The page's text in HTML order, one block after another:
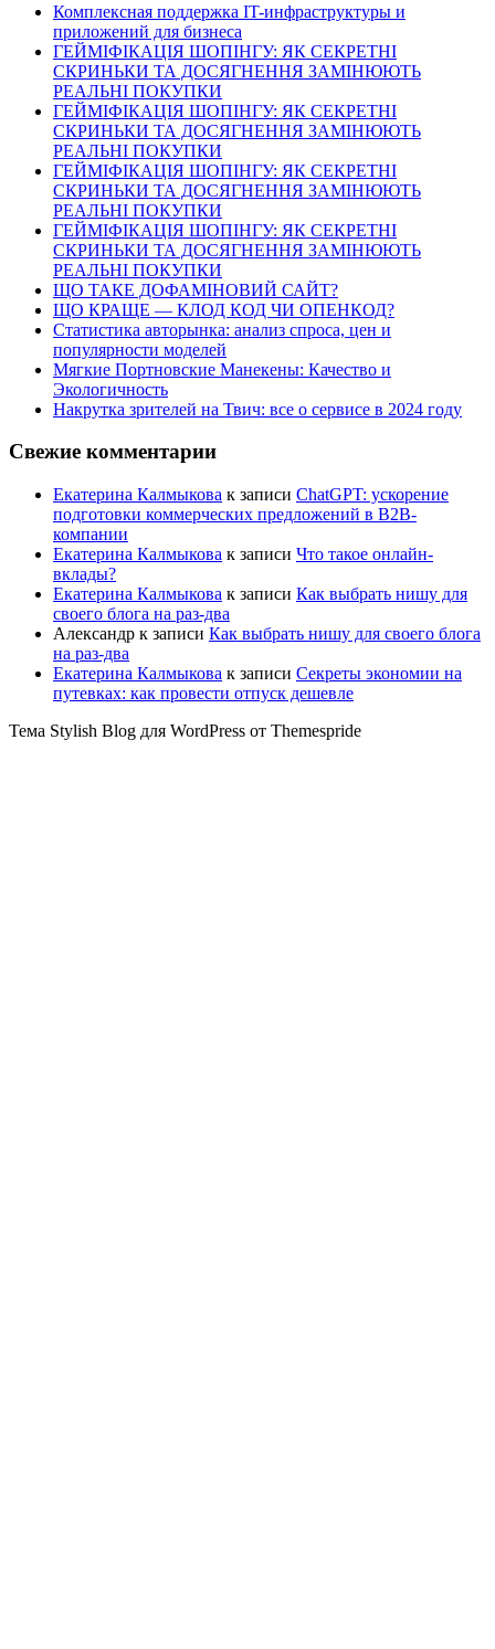
Комплексная поддержка IT-инфраструктуры и
приложений для бизнеса
ГЕЙМІФІКАЦІЯ ШОПІНГУ: ЯК СЕКРЕТНІ
СКРИНЬКИ ТА ДОСЯГНЕННЯ ЗАМІНЮЮТЬ
РЕАЛЬНІ ПОКУПКИ
ГЕЙМІФІКАЦІЯ ШОПІНГУ: ЯК СЕКРЕТНІ
СКРИНЬКИ ТА ДОСЯГНЕННЯ ЗАМІНЮЮТЬ
РЕАЛЬНІ ПОКУПКИ
ГЕЙМІФІКАЦІЯ ШОПІНГУ: ЯК СЕКРЕТНІ
СКРИНЬКИ ТА ДОСЯГНЕННЯ ЗАМІНЮЮТЬ
РЕАЛЬНІ ПОКУПКИ
ГЕЙМІФІКАЦІЯ ШОПІНГУ: ЯК СЕКРЕТНІ
СКРИНЬКИ ТА ДОСЯГНЕННЯ ЗАМІНЮЮТЬ
РЕАЛЬНІ ПОКУПКИ
ЩО ТАКЕ ДОФАМІНОВИЙ САЙТ?
ЩО КРАЩЕ — КЛОД КОД ЧИ ОПЕНКОД?
Статистика авторынка: анализ спроса, цен и
популярности моделей
Мягкие Портновские Манекены: Качество и
Экологичность
Накрутка зрителей на Твич: все о сервисе в 2024 году
Свежие комментарии
Екатерина Калмыкова к записи ChatGPT: ускорение
подготовки коммерческих предложений в B2B-
компании
Екатерина Калмыкова к записи Что такое онлайн-
вклады?
Екатерина Калмыкова к записи Как выбрать нишу для
своего блога на раз-два
Александр к записи Как выбрать нишу для своего блога
на раз-два
Екатерина Калмыкова к записи Секреты экономии на
путевках: как провести отпуск дешевле
Тема Stylish Blog для WordPress от Themespride